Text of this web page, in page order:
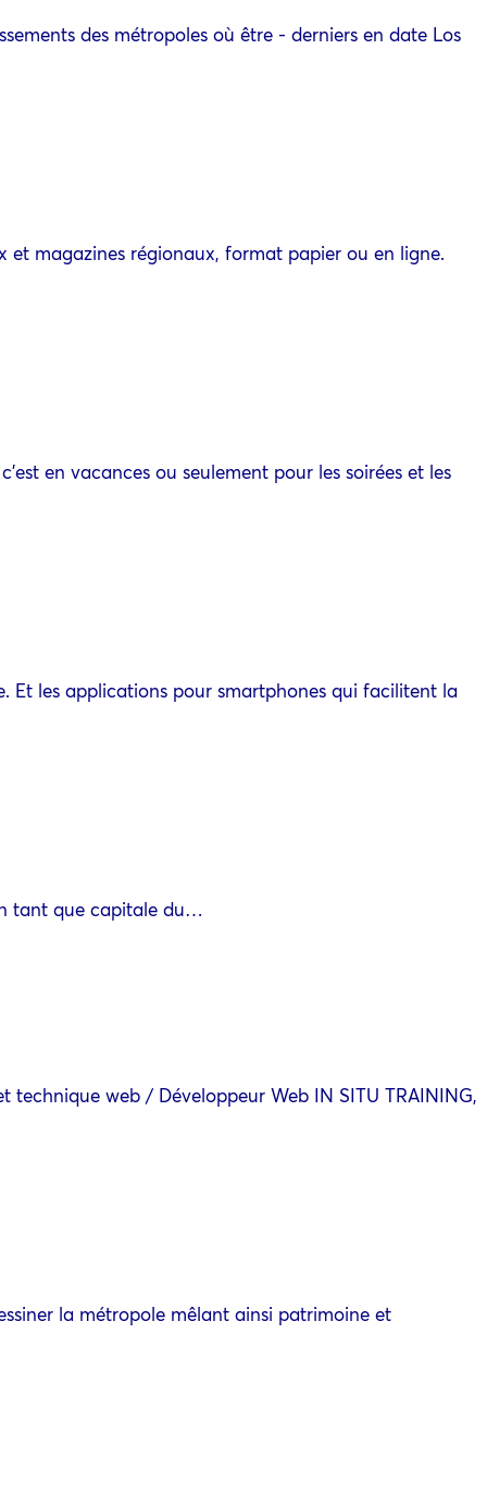
des métropoles où être - derniers en date Los
magazines régionaux, format papier ou en ligne.
en vacances ou seulement pour les soirées et les
Et les applications pour smartphones qui facilitent la
tant que capitale du…
technique web / Développeur Web IN SITU TRAINING,
la métropole mêlant ainsi patrimoine et